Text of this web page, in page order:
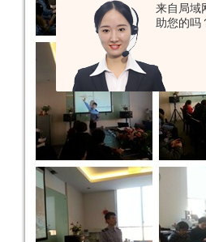
来自局域
助您的吗